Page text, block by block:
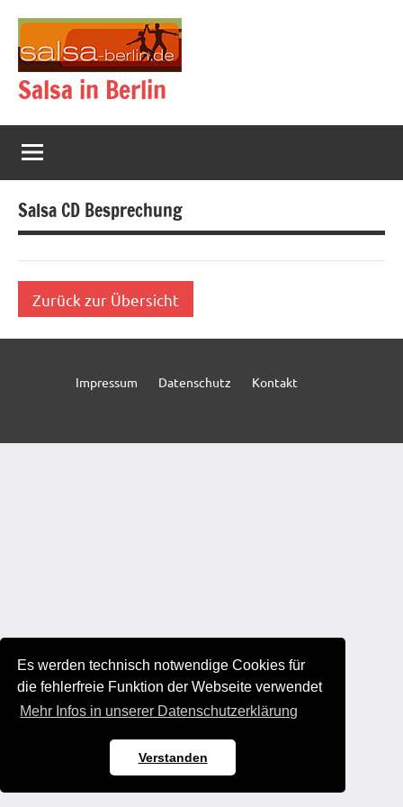
Es werden technisch notwendige Cookies für
die fehlerfreie Funktion der Webseite verwendet
Mehr Infos in unserer Datenschutzerklärung
Verstanden
springen
Salsa in Berlin
Salsa CD Besprechung
Zurück zur Übersicht
Impressum Datenschutz Kontakt